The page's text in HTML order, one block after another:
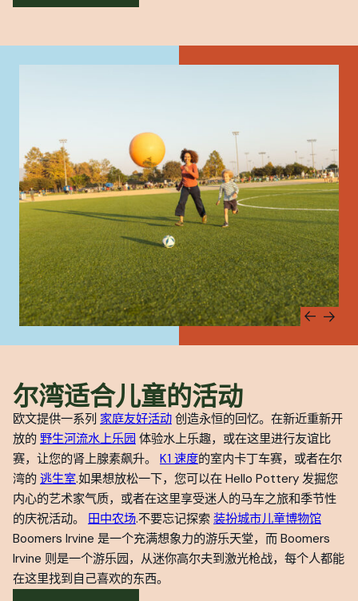
尔湾适合儿童的活动
欧文提供一系列 家庭友好活动 创造永恒的回忆。在新近重新开
放的 野生河流水上乐园 体验水上乐趣，或在这里进行友谊比
赛，让您的肾上腺素飙升。 K1 速度的室内卡丁车赛，或者在尔
湾的 逃生室.如果想放松一下，您可以在 Hello Pottery 发掘您
内心的艺术家气质，或者在这里享受迷人的马车之旅和季节性
的庆祝活动。 田中农场.不要忘记探索 装扮城市儿童博物馆
Boomers Irvine 是一个充满想象力的游乐天堂，而 Boomers
Irvine 则是一个游乐园，从迷你高尔夫到激光枪战，每个人都能
在这里找到自己喜欢的东西。